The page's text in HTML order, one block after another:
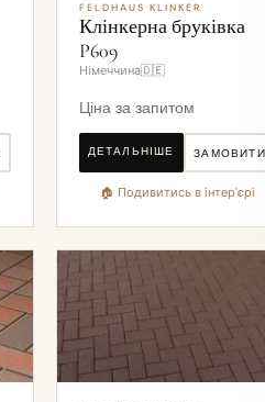
FELDHAUS KLINKER
Клінкерна бруківка
P609
Німеччина🇩🇪
Ціна за запитом
ДЕТАЛЬНІШЕ ЗАМОВИТИ
🏠 Подивитись в інтер'єрі